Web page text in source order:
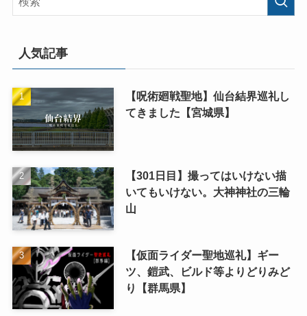
人気記事
【呪術廻戦聖地】仙台結界巡礼し
てきました【宮城県】
【301日目】撮ってはいけない描
いてもいけない。大神神社の三輪
山
【仮面ライダー聖地巡礼】ギー
ツ、鎧武、ビルド等よりどりみど
り【群馬県】